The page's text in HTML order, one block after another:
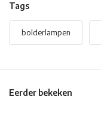
Tags
bolderlampen
Eerder bekeken